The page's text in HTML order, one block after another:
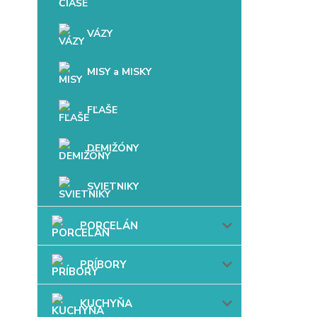
VÁZY
MISY a MISKY
FĽAŠE
DEMIŽÓNY
SVIETNIKY
PORCELÁN
PRÍBORY
KUCHYŇA